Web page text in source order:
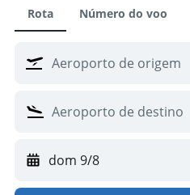
Rota Número do voo
dom 9/8